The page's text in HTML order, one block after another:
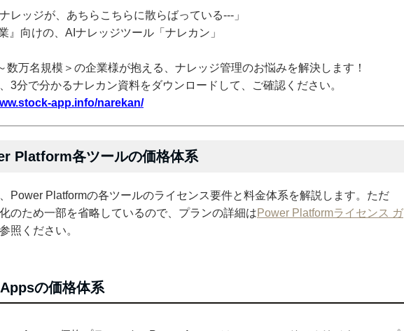
ナレッジが、あちらこちらに散らばっている---」
』向けの、AIナレッジツール「ナレカン」
数万名規模＞の企業様が抱える、ナレッジ管理のお悩みを解決します！
3分で分かるナレカン資料をダウンロードして、ご確認ください。
app.info/narekan/
Platform各ツールの価格体系
Power Platformの各ツールのライセンス要件と料金体系を解説します。ただ
のため一部を省略しているので、プランの詳細はPower Platformライセンス ガ
照ください。
の価格体系